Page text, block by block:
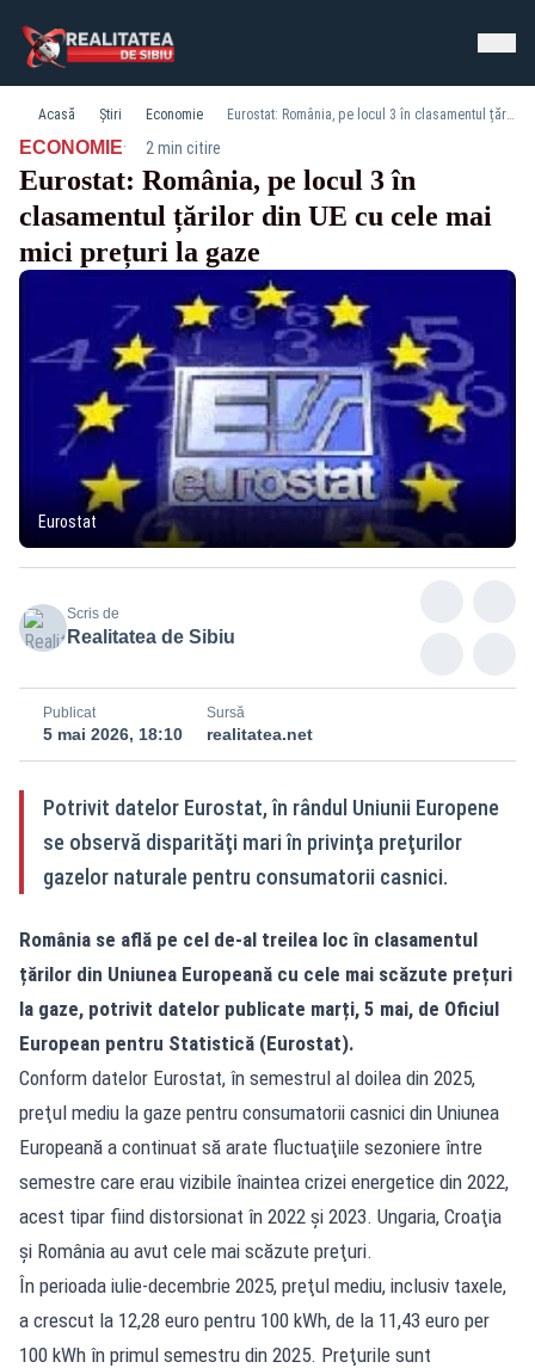
Acasă Știri Economie Eurostat: România, pe locul 3 în clasamentul țărilor din UE cu cele mai mici prețuri la gaze
ECONOMIE· 2 min citire
Eurostat: România, pe locul 3 în
clasamentul țărilor din UE cu cele mai
mici prețuri la gaze
Eurostat
Scris de
Realitatea de Sibiu
Publicat
5 mai 2026, 18:10
Sursă
realitatea.net
Potrivit datelor Eurostat, în rândul Uniunii Europene
se observă disparităţi mari în privinţa preţurilor
gazelor naturale pentru consumatorii casnici.
România se află pe cel de-al treilea loc în clasamentul
țărilor din Uniunea Europeană cu cele mai scăzute prețuri
la gaze, potrivit datelor publicate marți, 5 mai, de Oficiul
European pentru Statistică (Eurostat).
Conform datelor Eurostat, în semestrul al doilea din 2025,
preţul mediu la gaze pentru consumatorii casnici din Uniunea
Europeană a continuat să arate fluctuaţiile sezoniere între
semestre care erau vizibile înaintea crizei energetice din 2022,
acest tipar fiind distorsionat în 2022 şi 2023. Ungaria, Croaţia
şi România au avut cele mai scăzute preţuri.
În perioada iulie-decembrie 2025, preţul mediu, inclusiv taxele,
a crescut la 12,28 euro pentru 100 kWh, de la 11,43 euro per
100 kWh în primul semestru din 2025. Preţurile sunt